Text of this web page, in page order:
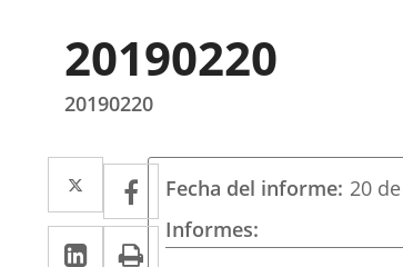
20190220
20190220
Twitter
Enlace
a
una
Facebook
Enlace
a
una
Linkedin
Enlace Print
Fecha del informe 20
Informes